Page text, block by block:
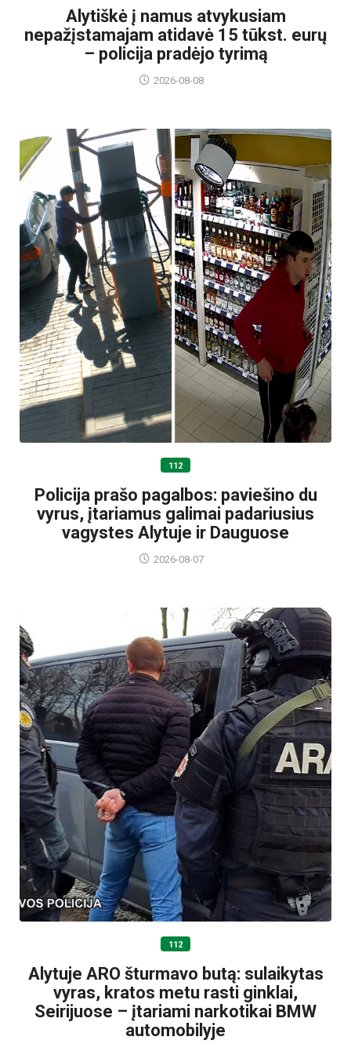
Alytiškė į namus atvykusiam
nepažįstamajam atidavė 15 tūkst. eurų
– policija pradėjo tyrimą
2026-08-08
112
Policija prašo pagalbos: paviešino du
vyrus, įtariamus galimai padariusius
vagystes Alytuje ir Dauguose
2026-08-07
112
Alytuje ARO šturmavo butą: sulaikytas
vyras, kratos metu rasti ginklai,
Seirijuose – įtariami narkotikai BMW
automobilyje